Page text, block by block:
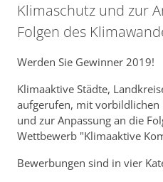
Klimaschutz und zur
Folgen des
Werden Sie Gewinner 2019!
Klimaaktive Städte,
aufgerufen, mit vorbildlichen
und zur Anpassung an die
Wettbewerb "Klimaaktive
Bewerbungen sind in vier